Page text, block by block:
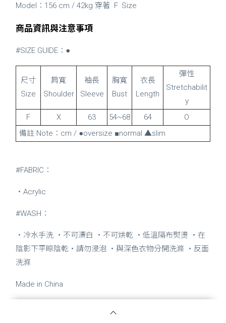
Model：156 cm / 42kg 穿著 Ｆ Size
商品資訊與注意事項
#SIZE GUIDE：●
尺寸
Size
肩寬
Shoulder
袖長
Sleeve
胸寬
Bust
衣長
Length
彈性
Stretchabilit
y
F
X 63 54~68 64
O
備註 Note：cm / ●oversize ■normal ▲slim
#FABRIC：
・Acrylic
#WASH：
・冷水手洗 ・不可漂白 ・不可烘乾 ・低溫隔布熨燙 ・在
陰影下平晾陰乾・請勿浸泡 ・與深色衣物分開洗滌 ・反面
洗滌
Made in China